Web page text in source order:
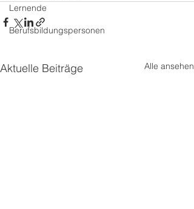
Lernende
Berufsbildungspersonen
Aktuelle Beiträge Alle ansehen